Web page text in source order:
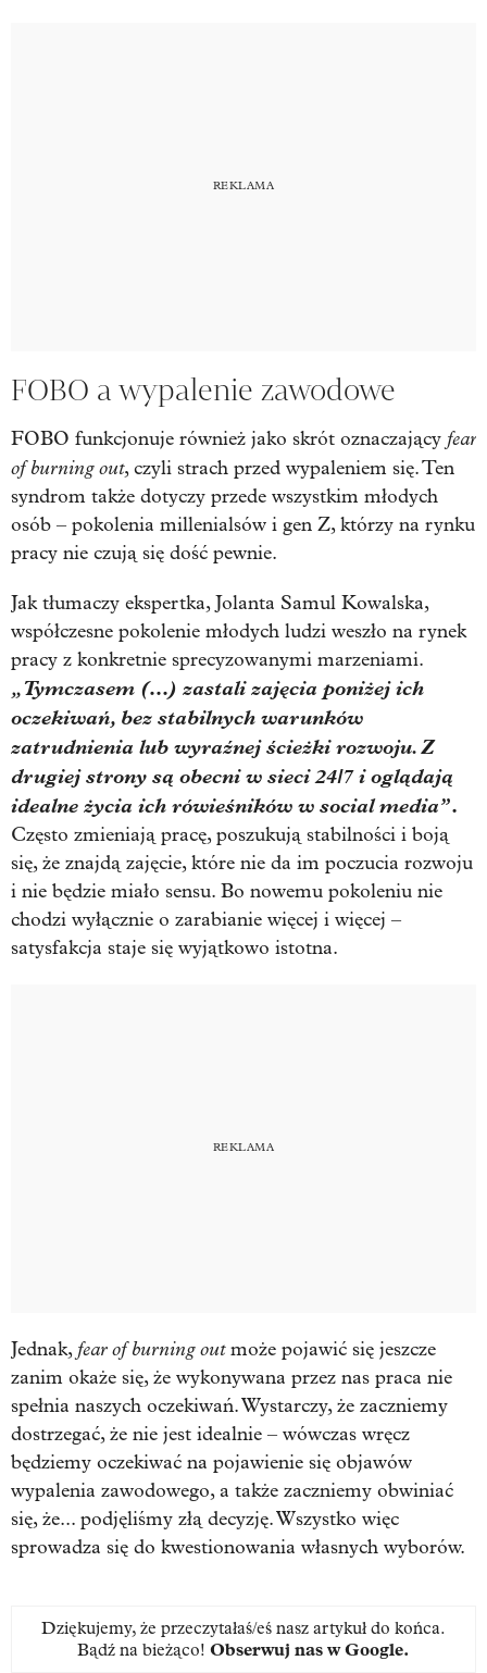
FOBO a wypalenie zawodowe
FOBO funkcjonuje również jako skrót oznaczający fear
of burning out, czyli strach przed wypaleniem się. Ten
syndrom także dotyczy przede wszystkim młodych
osób – pokolenia millenialsów i gen Z, którzy na rynku
pracy nie czują się dość pewnie.
Jak tłumaczy ekspertka, Jolanta Samul Kowalska,
współczesne pokolenie młodych ludzi weszło na rynek
pracy z konkretnie sprecyzowanymi marzeniami.
„Tymczasem (…) zastali zajęcia poniżej ich
oczekiwań, bez stabilnych warunków
zatrudnienia lub wyraźnej ścieżki rozwoju. Z
drugiej strony są obecni w sieci 24/7 i oglądają
idealne życia ich rówieśników w social media”.
Często zmieniają pracę, poszukują stabilności i boją
się, że znajdą zajęcie, które nie da im poczucia rozwoju
i nie będzie miało sensu. Bo nowemu pokoleniu nie
chodzi wyłącznie o zarabianie więcej i więcej –
satysfakcja staje się wyjątkowo istotna.
Jednak, fear of burning outmoże pojawić się jeszcze
zanim okaże się, że wykonywana przez nas praca nie
spełnia naszych oczekiwań. Wystarczy, że zaczniemy
dostrzegać, że nie jest idealnie – wówczas wręcz
będziemy oczekiwać na pojawienie się objawów
wypalenia zawodowego, a także zaczniemy obwiniać
się, że... podjęliśmy złą decyzję. Wszystko więc
sprowadza się do kwestionowania własnych wyborów.
Dziękujemy, że przeczytałaś/eś nasz artykuł do końca.
Bądź na bieżąco! Obserwuj nas w Google.